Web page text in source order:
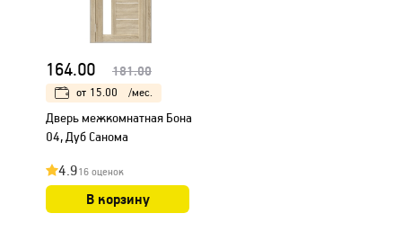
164.00 181.00
от 15.00 /мес.
Дверь межкомнатная Бона
04, Дуб Санома
4.916 оценок
В корзину